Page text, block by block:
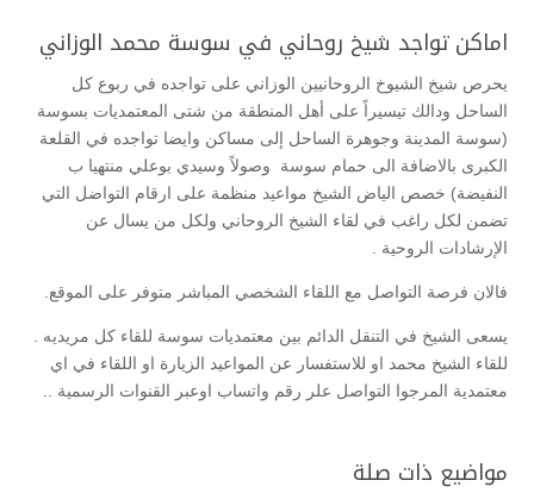
اماكن تواجد شيخ روحاني في سوسة محمد الوزاني
يحرص شيخ الشيوخ الروحانيين الوزاني على تواجده في ربوع كل
الساحل ودالك تيسيراً على أهل المنطقة من شتى المعتمديات بسوسة
(سوسة المدينة وجوهرة الساحل إلى مساكن وايضا تواجده في القلعة
الكبرى بالاضافة الى حمام سوسة وصولاً وسيدي بوعلي منتهيا ب
النفيضة) خصص الياض الشيخ مواعيد منظمة على ارقام التواضل التي
تضمن لكل راغب في لقاء الشيخ الروحاني ولكل من يسال عن
الإرشادات الروحية .
فالان فرصة التواصل مع اللقاء الشخصي المباشر متوفر على الموقع.
يسعى الشيخ في التنقل الدائم بين معتمديات سوسة للقاء كل مريديه .
للقاء الشيخ محمد او للاستفسار عن المواعيد الزيارة او اللقاء في اي
معتمدية المرجوا التواصل علر رقم واتساب اوعبر القنوات الرسمية ..
مواضيع ذات صلة